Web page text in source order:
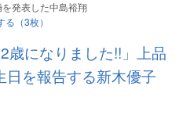
発表した中島裕翔
る（3枚）
歳になりました!!」上品
を報告する新木優子